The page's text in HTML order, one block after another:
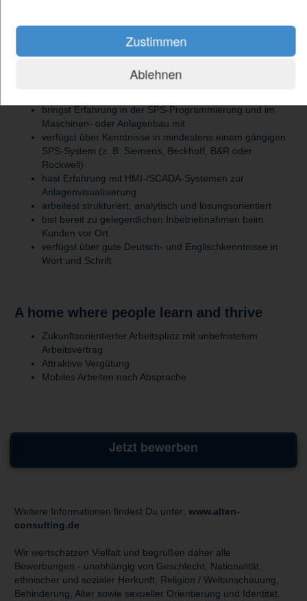
Zustimmen
Ablehnen
Be our forward thinker
hast ein abgeschlossenes Studium im Bereich
Elektrotechnik oder eine Weiterbildung zum Techniker mit
bringst Erfahrung in der SPS-Programmierung und im
Maschinen- oder Anlagenbau mit
verfügst über Kenntnisse in mindestens einem gängigen
SPS-System (z. B. Siemens, Beckhoff, B&R oder
Rockwell)
hast Erfahrung mit HMI-/SCADA-Systemen zur
Anlagenvisualisierung
arbeitest strukturiert, analytisch und lösungsorientiert
bist bereit zu gelegentlichen Inbetriebnahmen beim
Kunden vor Ort
verfügst über gute Deutsch- und Englischkenntnisse in
Wort und Schrift
A home where people learn and thrive
Zukunftsorientierter Arbeitsplatz mit unbefristetem
Arbeitsvertrag
Attraktive Vergütung
Mobiles Arbeiten nach Absprache
Jetzt bewerben
Weitere Informationen findest Du unter: www.alten-
consulting.de
Wir wertschätzen Vielfalt und begrüßen daher alle
Bewerbungen - unabhängig von Geschlecht, Nationalität,
ethnischer und sozialer Herkunft, Religion / Weltanschauung,
Behinderung, Alter sowie sexueller Orientierung und Identität.